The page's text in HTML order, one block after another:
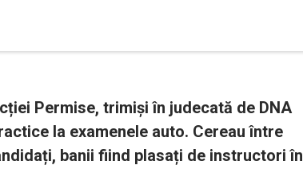
Permise, trimiși în judecată de DNA
la examenele auto. Cereau între
banii fiind plasați de instructori în